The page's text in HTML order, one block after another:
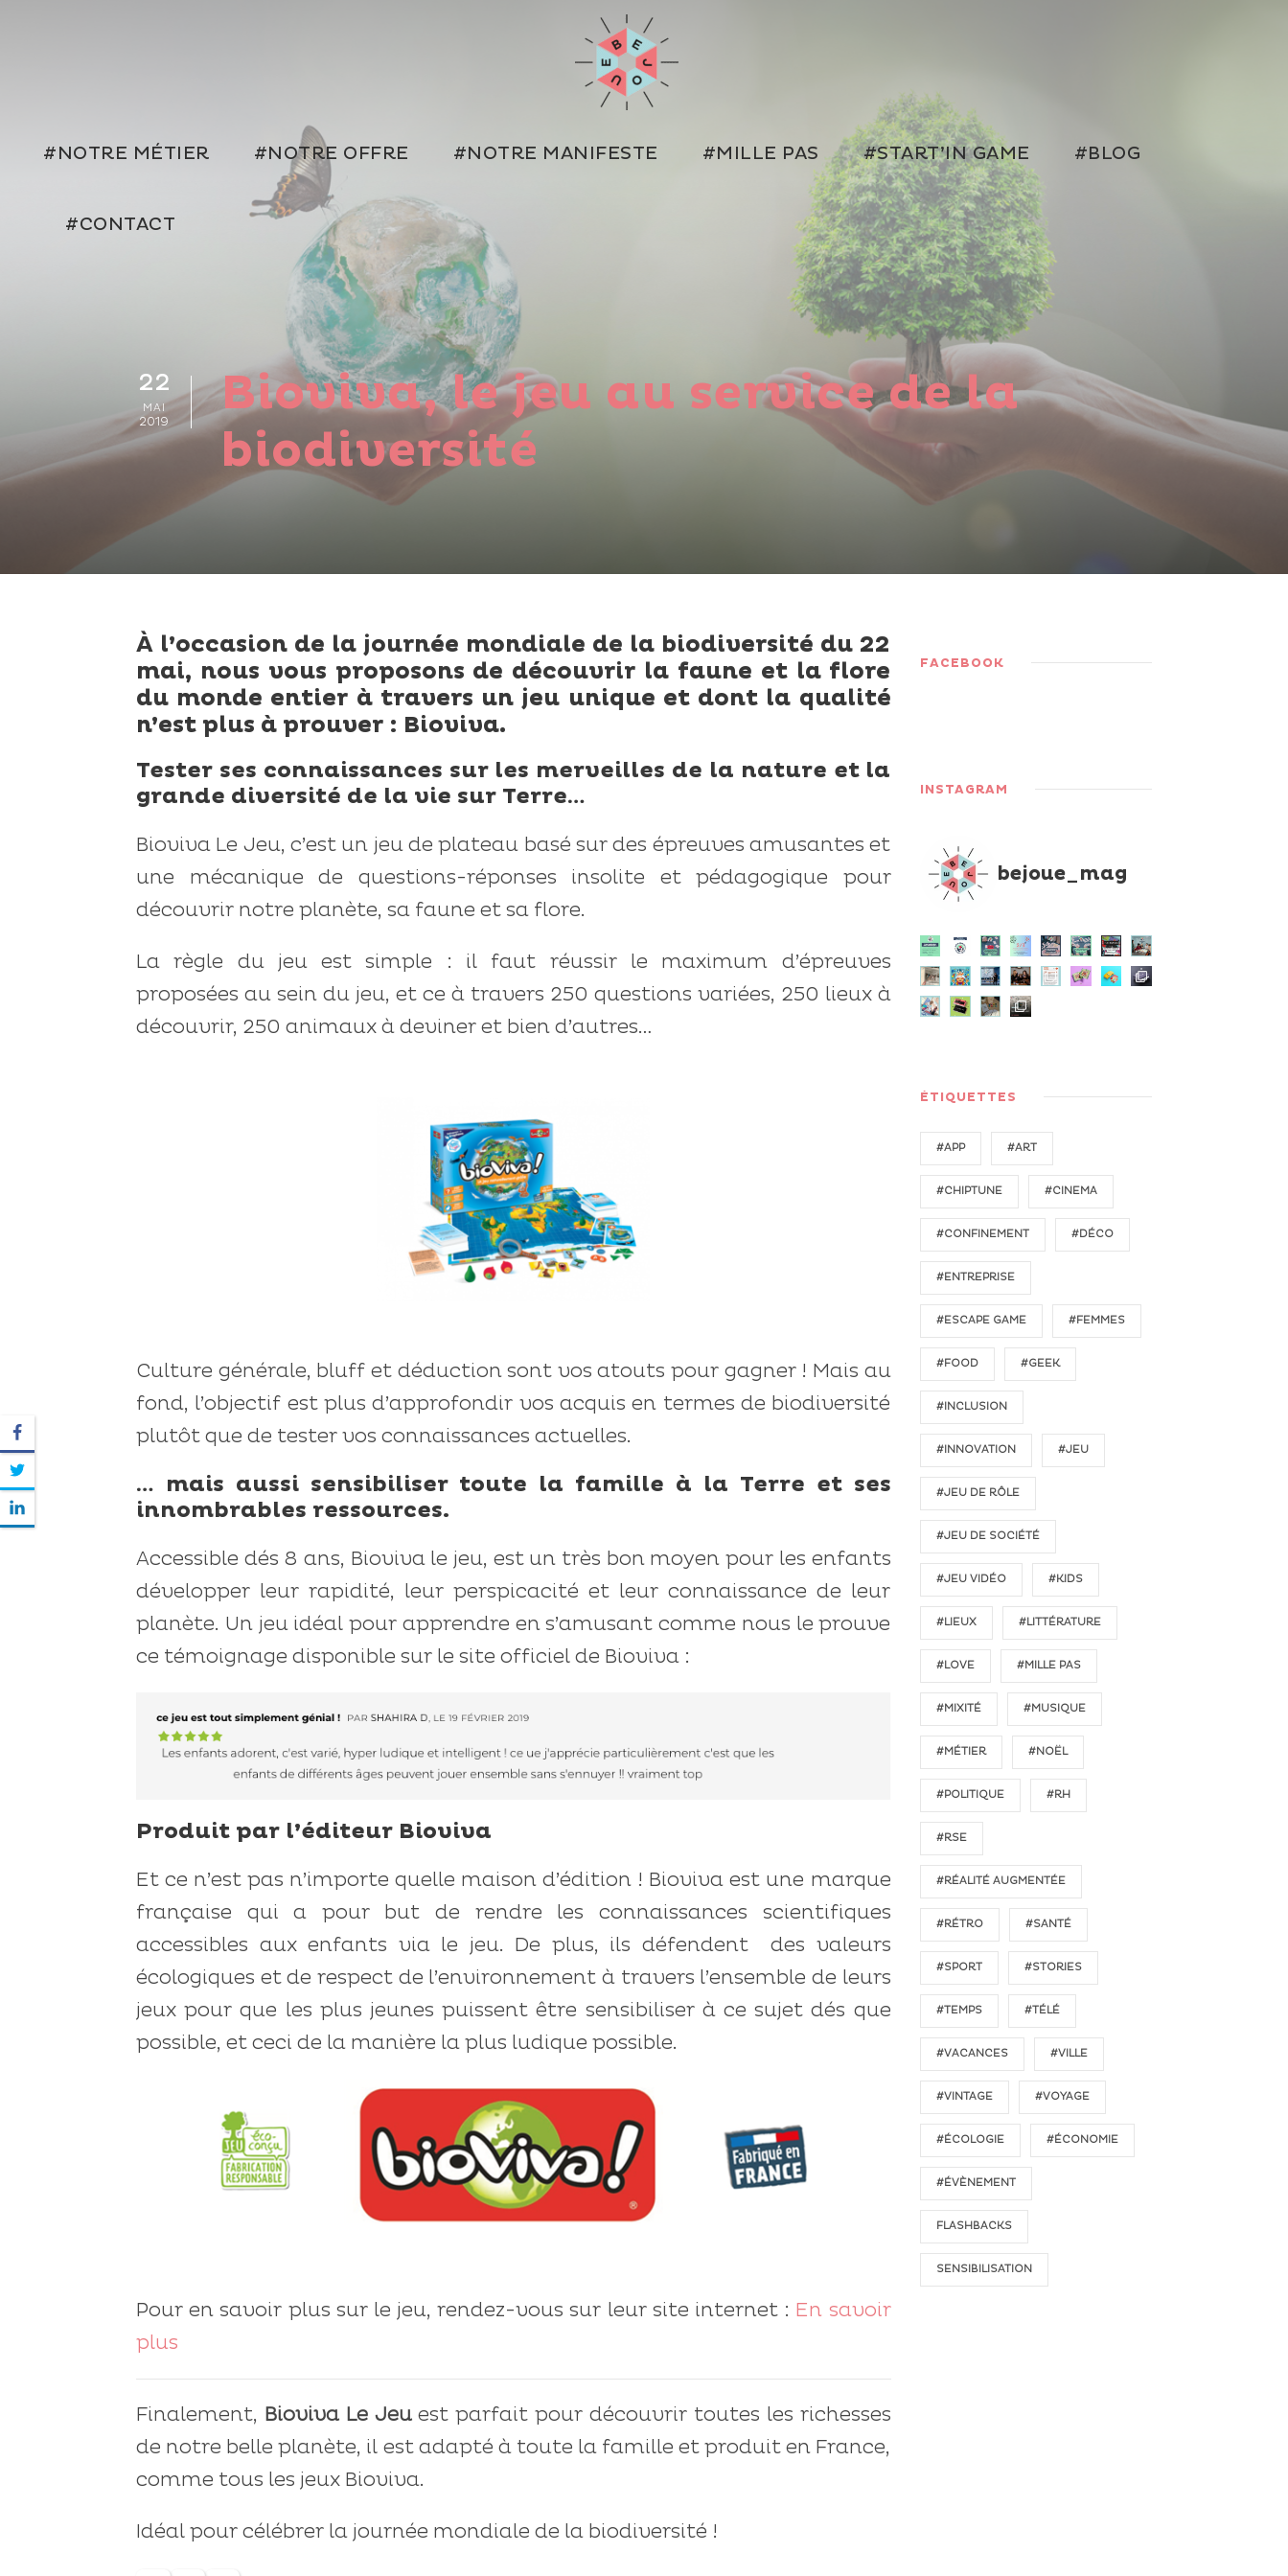
#NOTRE MÉTIER #NOTRE OFFRE #NOTRE MANIFESTE #MILLE PAS #START’IN GAME #BLOG
#CONTACT
22
MAI
2019
Bioviva, le jeu au service de la
biodiversité
À l’occasion de la journée mondiale de la biodiversité du 22
mai, nous vous proposons de découvrir la faune et la flore
du monde entier à travers un jeu unique et dont la qualité
n’est plus à prouver : Bioviva.
Tester ses connaissances sur les merveilles de la nature et la
grande diversité de la vie sur Terre…
Bioviva Le Jeu, c’est un jeu de plateau basé sur des épreuves amusantes et
une mécanique de questions-réponses insolite et pédagogique pour
découvrir notre planète, sa faune et sa flore.
La règle du jeu est simple : il faut réussir le maximum d’épreuves
proposées au sein du jeu, et ce à travers 250 questions variées, 250 lieux à
découvrir, 250 animaux à deviner et bien d’autres…
Culture générale, bluff et déduction sont vos atouts pour gagner ! Mais au
fond, l’objectif est plus d’approfondir vos acquis en termes de biodiversité
plutôt que de tester vos connaissances actuelles.
… mais aussi sensibiliser toute la famille à la Terre et ses
innombrables ressources.
Accessible dés 8 ans, Bioviva le jeu, est un très bon moyen pour les enfants
développer leur rapidité, leur perspicacité et leur connaissance de leur
planète. Un jeu idéal pour apprendre en s’amusant comme nous le prouve
ce témoignage disponible sur le site officiel de Bioviva :
Produit par l’éditeur Bioviva
Et ce n’est pas n’importe quelle maison d’édition ! Bioviva est une marque
française qui a pour but de rendre les connaissances scientifiques
accessibles aux enfants via le jeu. De plus, ils défendent
des valeurs
écologiques et de respect de l’environnement à travers l’ensemble de leurs
jeux pour que les plus jeunes puissent être sensibiliser à ce sujet dés que
possible, et ceci de la manière la plus ludique possible.
Pour en savoir plus sur le jeu, rendez-vous sur leur site internet : En savoir
plus
Finalement, Bioviva Le Jeuest parfait pour découvrir toutes les richesses
de notre belle planète, il est adapté à toute la famille et produit en France,
comme tous les jeux Bioviva.
Idéal pour célébrer la journée mondiale de la biodiversité !
FACEBOOK
INSTAGRAM
bejoue_mag
ÉTIQUETTES
#APP #ART
#CHIPTUNE #CINEMA
#CONFINEMENT #DÉCO
#ENTREPRISE
#ESCAPE GAME #FEMMES
#FOOD #GEEK
#INCLUSION
#INNOVATION #JEU
#JEU DE RÔLE
#JEU DE SOCIÉTÉ
#JEU VIDÉO #KIDS
#LIEUX #LITTÉRATURE
#LOVE #MILLE PAS
#MIXITÉ #MUSIQUE
#MÉTIER #NOËL
#POLITIQUE #RH
#RSE
#RÉALITÉ AUGMENTÉE
#RÉTRO #SANTÉ
#SPORT #STORIES
#TEMPS #TÉLÉ
#VACANCES #VILLE
#VINTAGE #VOYAGE
#ÉCOLOGIE #ÉCONOMIE
#ÉVÈNEMENT
FLASHBACKS
SENSIBILISATION